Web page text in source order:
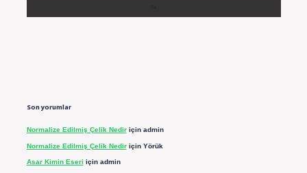
Son yorumlar
Normalize Edilmiş Çelik Nediriçin admin
Normalize Edilmiş Çelik Nediriçin Yörük
Asar Kimin Eseri için admin